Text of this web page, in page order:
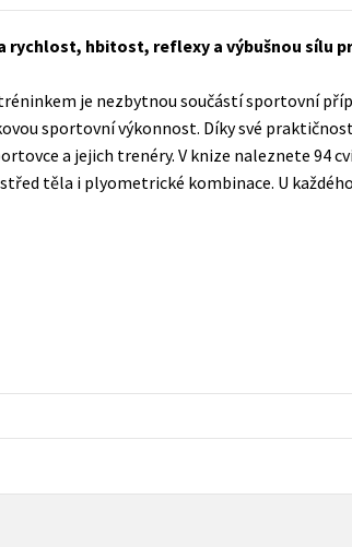
Populárně - naučná pro dospělé
Populárně - naučné pro děti
Předškoláci
Příroda a zahrada
rychlost, hbitost, reflexy a výbušnou sílu
je nezbytnou součástí sportovní
sportovní výkonnost. Díky své
a jejich trenéry. V knize naleznete 94
těla i plyometrické kombinace. U